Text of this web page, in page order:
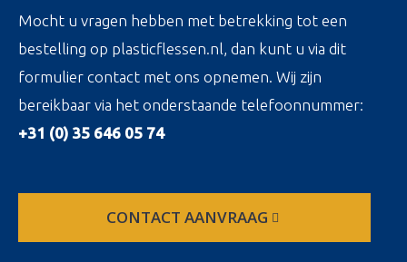
Mocht u vragen hebben met betrekking tot een
bestelling op plasticflessen.nl, dan kunt u via dit
formulier contact met ons opnemen. Wij zijn
bereikbaar via het onderstaande telefoonnummer:
+31 (0) 35 646 05 74
CONTACT AANVRAAG